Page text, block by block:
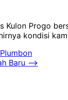
Progo
kondisi
Baru ⟶